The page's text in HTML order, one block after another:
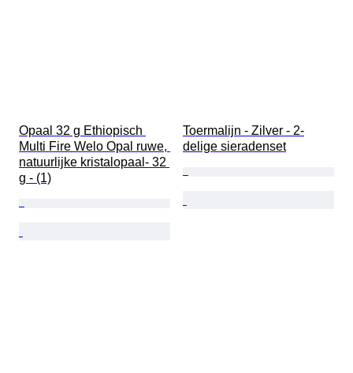
Opaal 32 g Ethiopisch
Multi Fire Welo Opal ruwe,
natuurlijke kristalopaal- 32
g - (1)
Toermalijn - Zilver - 2-
delige sieradenset